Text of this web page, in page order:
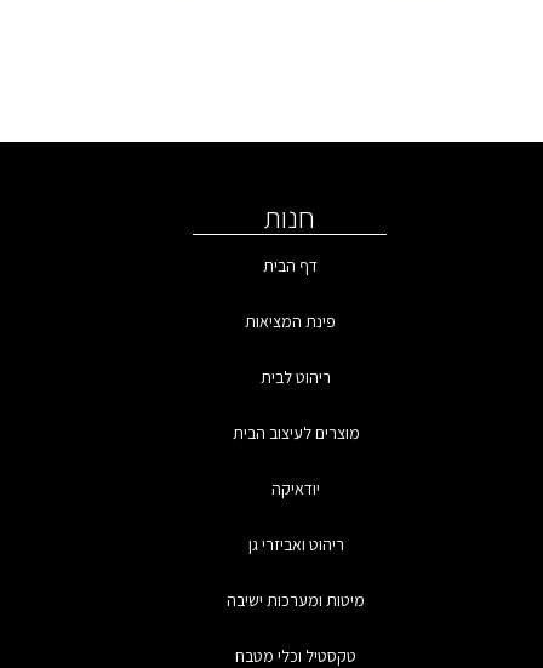
חנות
דף הבית
פינת המציאות
ריהוט לבית
מוצרים לעיצוב הבית
יודאיקה
ריהוט ואביזרי גן
מיטות ומערכות ישיבה
טקסטיל וכלי מטבח